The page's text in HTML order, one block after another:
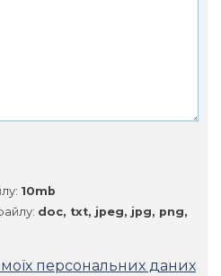
10mb
doc, txt, jpeg, jpg, png,
персональних даних